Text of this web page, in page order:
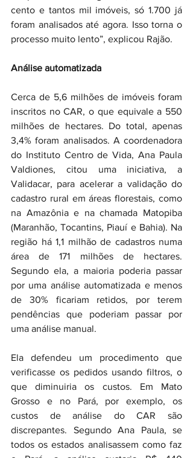
cento e tantos mil imóveis, só 1.700 já
foram analisados até agora. Isso torna o
processo muito lento”, explicou Rajão.
Análise automatizada
Cerca de 5,6 milhões de imóveis foram
inscritos no CAR, o que equivale a 550
milhões de hectares. Do total, apenas
3,4% foram analisados. A coordenadora
do Instituto Centro de Vida, Ana Paula
Valdiones, citou uma iniciativa, a
Validacar, para acelerar a validação do
cadastro rural em áreas florestais, como
na Amazônia e na chamada Matopiba
(Maranhão, Tocantins, Piauí e Bahia). Na
região há 1,1 milhão de cadastros numa
área de 171 milhões de hectares.
Segundo ela, a maioria poderia passar
por uma análise automatizada e menos
de 30% ficariam retidos, por terem
pendências que poderiam passar por
uma análise manual.
Ela defendeu um procedimento que
verificasse os pedidos usando filtros, o
que diminuiria os custos. Em Mato
Grosso e no Pará, por exemplo, os
custos de análise do CAR são
discrepantes. Segundo Ana Paula, se
todos os estados analisassem como faz